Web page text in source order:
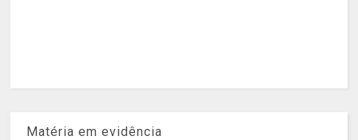
Matéria em evidência